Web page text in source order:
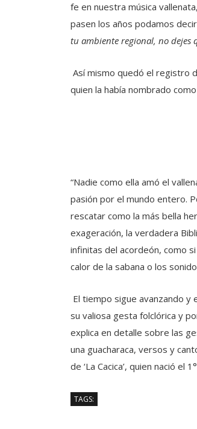
fe en nuestra música
pasen los años podamos
tu ambiente regional, no dejes
Así mismo quedó el registro
quien la había nombrado
“Nadie como ella amó el
pasión por el mundo entero.
rescatar como la más bella
exageración, la verdadera
infinitas del acordeón, como
calor de la sabana o los
El tiempo sigue avanzando y
su valiosa gesta folclórica y
explica en detalle sobre las
una guacharaca, versos y
de ‘La Cacica’, quien nació
TAGS: